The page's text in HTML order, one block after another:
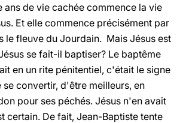
ans de vie cachée commence la vie
Et elle commence précisément par
le fleuve du Jourdain. Mais Jésus est
se fait-il baptiser? Le baptême
en un rite pénitentiel, c'était le signe
convertir, d'être meilleurs, en
pour ses péchés. Jésus n'en avait
certain. De fait, Jean-Baptiste tente